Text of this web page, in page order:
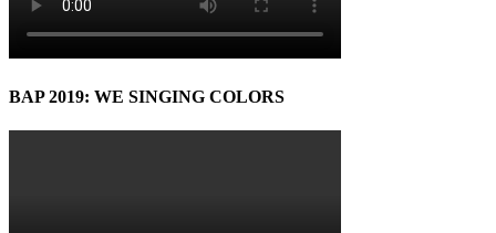
BAP 2019: WE SINGING COLORS